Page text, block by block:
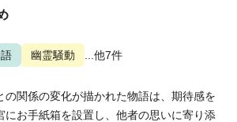
幽霊騒動 ...他7件
の関係の変化が描かれた物語は、期待感を
にお手紙箱を設置し、他者の思いに寄り添